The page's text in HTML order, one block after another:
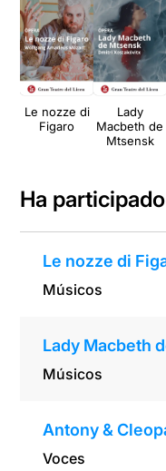
Le nozze di
Figaro
Lady
Macbeth de
Mtsensk
Ha
Le nozze di
Músicos
Lady Macbeth
Músicos
Antony &
Voces